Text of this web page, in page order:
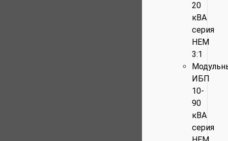
20
кВА
серия
HEM
3:1
ИБП
10-
90
кВА
серия